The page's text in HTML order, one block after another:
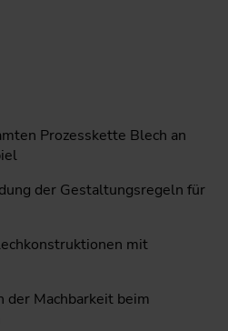
Prozesskette Blech an
der Gestaltungsregeln für
mit
der Machbarkeit beim